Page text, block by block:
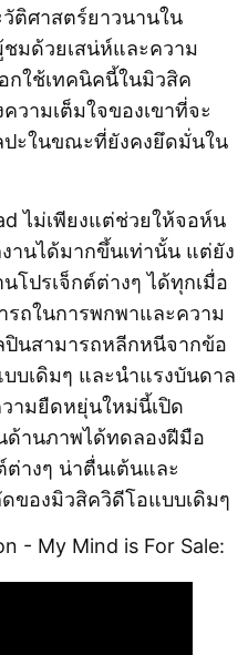
ติศาสตร์ยาวนานใน
มด้วยเสน่ห์และความ
กใช้เทคนิคนี้ในมิวสิค
วามเต็มใจของเขาที่จะ
ปะในขณะที่ยังคงยึดมั่นใน
ไม่เพียงแต่ช่วยให้จอห์น
านได้มากขึ้นเท่านั้น แต่ยัง
โปรเจ็กต์ต่างๆ ได้ทุกเมื่อ
ถในการพกพาและความ
ปินสามารถหลีกหนีจากข้อ
บเดิมๆ และนำแรงบันดาล
ามยืดหยุ่นใหม่นี้เปิด
านภาพได้ทดลองฝีมือ
ต่างๆ น่าตื่นเต้นและ
ของมิวสิควิดีโอแบบเดิมๆ
- My Mind is For Sale: